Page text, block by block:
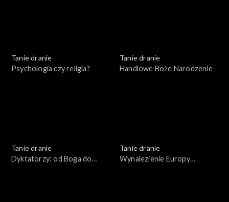
Tanie dranie
Psychologia czy religia?
Tanie dranie
Handlowe Boże Narodzenie
Tanie dranie
Dyktatorzy: od Boga do
Tanie dranie
Wynalezienie Europy